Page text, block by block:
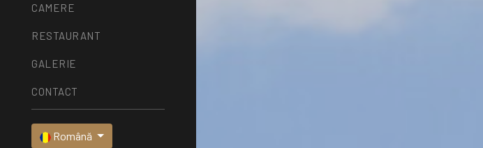
CAMERE
RESTAURANT
GALERIE
CONTACT
Română